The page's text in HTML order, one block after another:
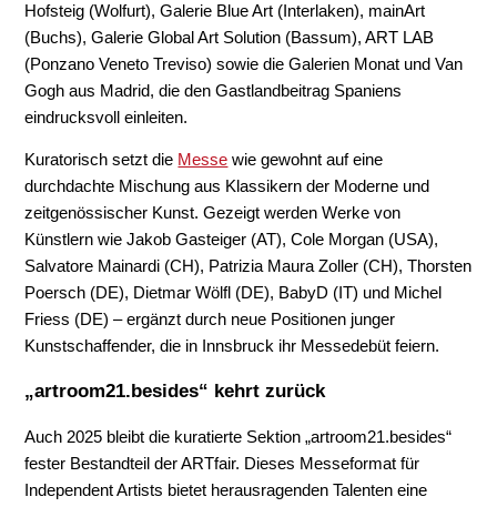
Hofsteig (Wolfurt), Galerie Blue Art (Interlaken), mainArt
(Buchs), Galerie Global Art Solution (Bassum), ART LAB
(Ponzano Veneto Treviso) sowie die Galerien Monat und Van
Gogh aus Madrid, die den Gastlandbeitrag Spaniens
eindrucksvoll einleiten.
Kuratorisch setzt die Messe wie gewohnt auf eine
durchdachte Mischung aus Klassikern der Moderne und
zeitgenössischer Kunst. Gezeigt werden Werke von
Künstlern wie Jakob Gasteiger (AT), Cole Morgan (USA),
Salvatore Mainardi (CH), Patrizia Maura Zoller (CH), Thorsten
Poersch (DE), Dietmar Wölfl (DE), BabyD (IT) und Michel
Friess (DE) – ergänzt durch neue Positionen junger
Kunstschaffender, die in Innsbruck ihr Messedebüt feiern.
„artroom21.besides“ kehrt zurück
Auch 2025 bleibt die kuratierte Sektion „artroom21.besides“
fester Bestandteil der ARTfair. Dieses Messeformat für
Independent Artists bietet herausragenden Talenten eine